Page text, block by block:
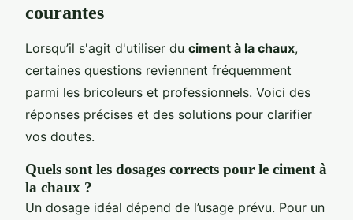
courantes
Lorsqu’il s'agit d'utiliser du ciment à la chaux,
certaines questions reviennent fréquemment
parmi les bricoleurs et professionnels. Voici des
réponses précises et des solutions pour clarifier
vos doutes.
Quels sont les dosages corrects pour le ciment à
la chaux ?
Un dosage idéal dépend de l’usage prévu. Pour un